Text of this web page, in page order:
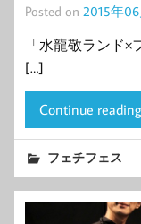
Posted on 2015年
「水龍敬ランド
[…]
Continue
フェチフェス